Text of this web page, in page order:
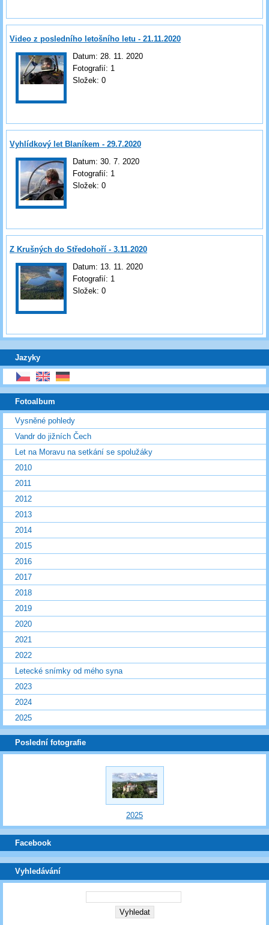
Video z posledního letošního letu - 21.11.2020
Datum: 28. 11. 2020
Fotografií: 1
Složek: 0
Vyhlídkový let Blaníkem - 29.7.2020
Datum: 30. 7. 2020
Fotografií: 1
Složek: 0
Z Krušných do Středohoří - 3.11.2020
Datum: 13. 11. 2020
Fotografií: 1
Složek: 0
Jazyky
Fotoalbum
Vysněné pohledy
Vandr do jižních Čech
Let na Moravu na setkání se spolužáky
2010
2011
2012
2013
2014
2015
2016
2017
2018
2019
2020
2021
2022
Letecké snímky od mého syna
2023
2024
2025
Poslední fotografie
2025
Facebook
Vyhledávání